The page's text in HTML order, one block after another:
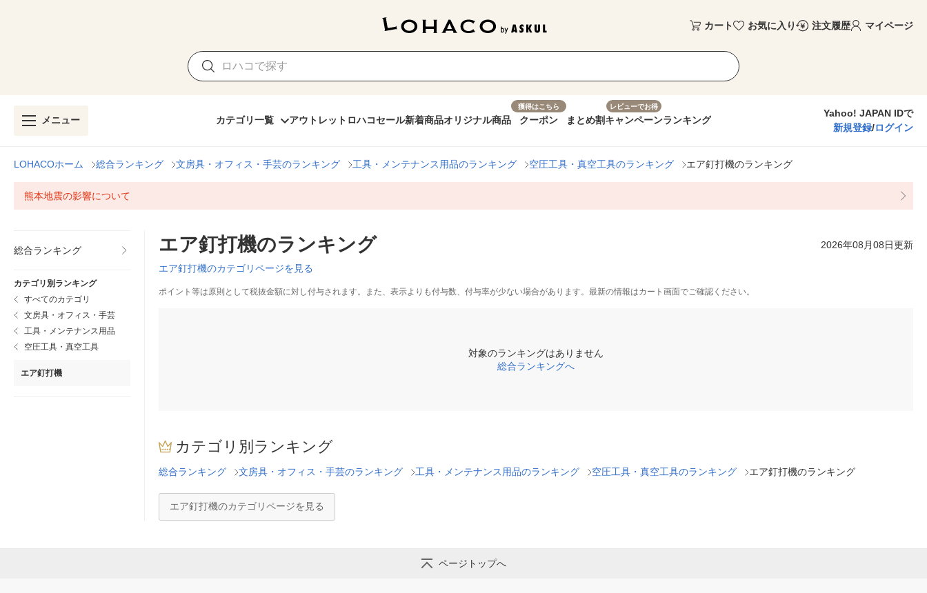
カート お気に入り 注文履歴 マイページ
メニュー カテゴリ一覧 アウトレット ロハコセール新着商品オリジナル商品
獲得はこちら
クーポン まとめ割
レビューでお得
キャンペーンランキング
Yahoo! JAPAN IDで
新規登録/ログイン
LOHACOホーム 総合ランキング 文房具・オフィス・手芸のランキング 工具・メンテナンス用品のランキング 空圧工具・真空工具のランキング エア釘打機のランキング
熊本地震の影響について
総合ランキング
カテゴリ別ランキング
すべてのカテゴリ
文房具・オフィス・手芸
工具・メンテナンス用品
空圧工具・真空工具
エア釘打機
エア釘打機のランキング 2026年08月08日更新
エア釘打機のカテゴリページを見る
ポイント等は原則として税抜金額に対し付与されます。また、表示よりも付与数、付与率が少ない場合があります。最新の情報はカート画面でご確認ください。
対象のランキングはありません
総合ランキングへ
カテゴリ別ランキング
総合ランキング 文房具・オフィス・手芸のランキング 工具・メンテナンス用品のランキング 空圧工具・真空工具のランキング エア釘打機のランキング
エア釘打機のカテゴリページを見る
ページトップへ